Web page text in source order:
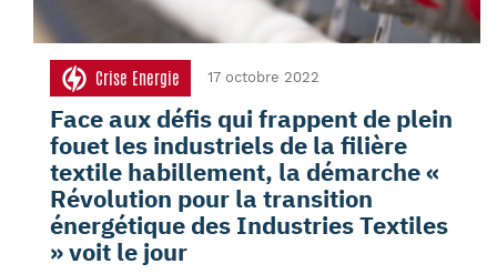
Crise Energie 17 octobre 2022
Face aux défis qui frappent de plein
fouet les industriels de la filière
textile habillement, la démarche «
Révolution pour la transition
énergétique des Industries Textiles
» voit le jour